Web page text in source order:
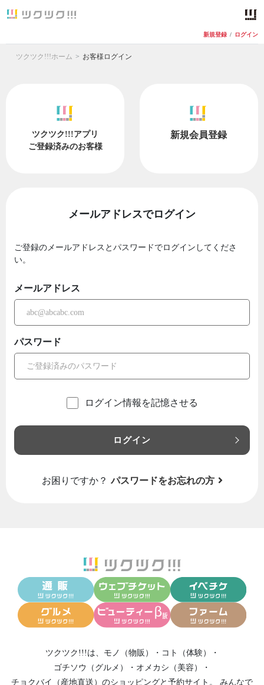
新規登録 / ログイン
ツクツク!!!ホーム お客様ログイン
ツクツク!!!アプリ
ご登録済みのお客様
新規会員登録
メールアドレスでログイン
ご登録のメールアドレスとパスワードでログインしてくださ
い。
メールアドレス
パスワード
ログイン情報を記憶させる
ログイン
お困りですか？ パスワードをお忘れの方
ツクツク!!!は、 モノ（物販） ・ コト（体験）
・
ゴチソウ（グルメ）
・ オメカシ（美容）
・
チョクバイ（産地直送） のショッピングと予約サイト。
みんなで